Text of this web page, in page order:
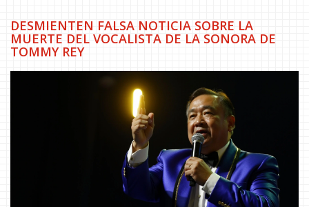
DESMIENTEN FALSA NOTICIA SOBRE LA
MUERTE DEL VOCALISTA DE LA SONORA DE
TOMMY REY